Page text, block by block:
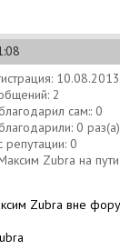
10.08.2013
2
сам:: 0
0 раз(а)
репутации: 0